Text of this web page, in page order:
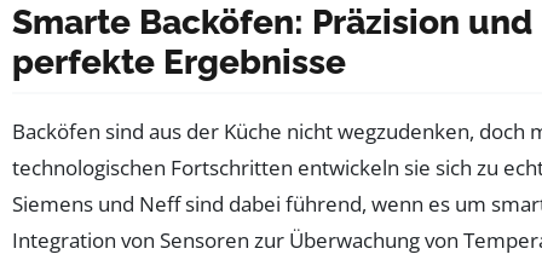
Smarte Backöfen: Präzision
perfekte Ergebnisse
Backöfen sind aus der Küche nicht wegzudenken, doch
technologischen Fortschritten entwickeln sie sich zu
Siemens und Neff sind dabei führend, wenn es um
Integration von Sensoren zur Überwachung von